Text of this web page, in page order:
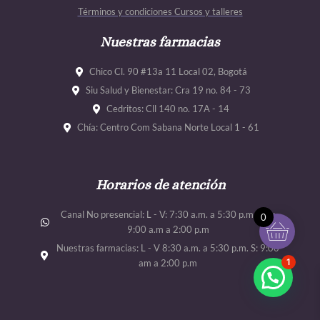
k
a
m
Términos y condiciones Cursos y talleres
Nuestras farmacias
Chico Cl. 90 #13a 11 Local 02, Bogotá
Siu Salud y Bienestar: Cra 19 no. 84 - 73
Cedritos: Cll 140 no. 17A - 14
Chía: Centro Com Sabana Norte Local 1 - 61
Horarios de atención
Canal No presencial: L - V: 7:30 a.m. a 5:30 p.m. Sab:
9:00 a.m a 2:00 p.m
Nuestras farmacias: L - V 8:30 a.m. a 5:30 p.m. S: 9:00
am a 2:00 p.m
0
1